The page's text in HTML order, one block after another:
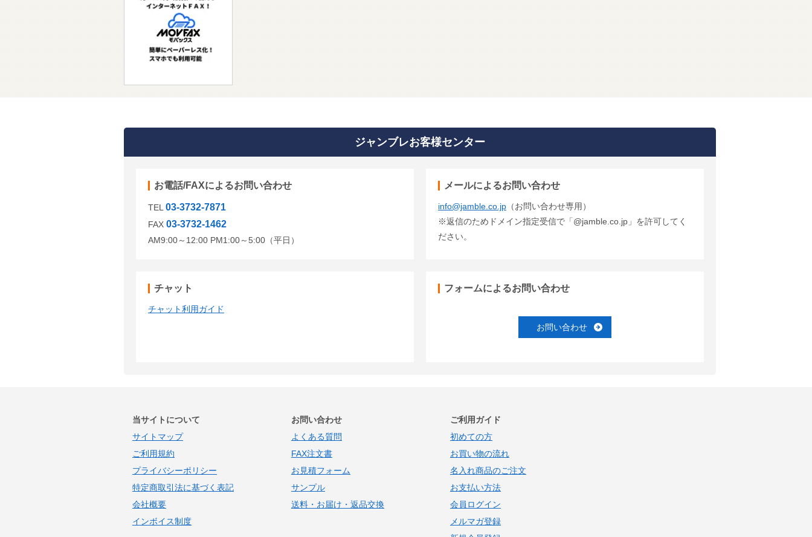
ジャンブレお客様センター
お電話/FAXによるお問い合わせ
TEL 03-3732-7871
FAX 03-3732-1462
AM9:00～12:00 PM1:00～5:00（平日）
メールによるお問い合わせ
info@jamble.co.jp （お問い合わせ専用）
※返信のためドメイン指定受信で「@jamble.co.jp」を許可してく
ださい。
チャット
チャット利用ガイド
フォームによるお問い合わせ
お問い合わせ
当サイトについて
サイトマップ
ご利用規約
プライバシーポリシー
特定商取引法に基づく表記
会社概要
インボイス制度
お問い合わせ
よくある質問
FAX注文書
お見積フォーム
サンプル
送料・お届け・返品交換
ご利用ガイド
初めての方
お買い物の流れ
名入れ商品のご注文
お支払い方法
会員ログイン
メルマガ登録